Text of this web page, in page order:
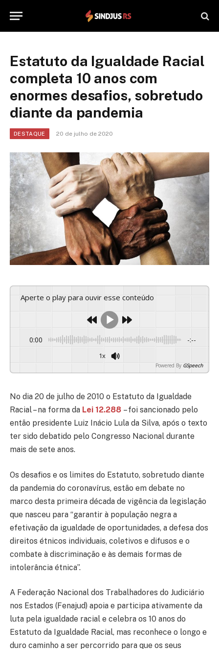
Estatuto da Igualdade Racial
completa 10 anos com
enormes desafios, sobretudo
diante da pandemia
DESTAQUE 20 de julho de 2020
Aperte o play para ouvir esse conteúdo
0:00 -:--
1x
Powered By GSpeech
No dia 20 de julho de 2010 o Estatuto da Igualdade
Racial – na forma da Lei 12.288 – foi sancionado pelo
então presidente Luiz Inácio Lula da Silva, após o texto
ter sido debatido pelo Congresso Nacional durante
mais de sete anos.
Os desafios e os limites do Estatuto, sobretudo diante
da pandemia do coronavírus, estão em debate no
marco desta primeira década de vigência da legislação
que nasceu para “garantir à população negra a
efetivação da igualdade de oportunidades, a defesa dos
direitos étnicos individuais, coletivos e difusos e o
combate à discriminação e às demais formas de
intolerância étnica”.
A Federação Nacional dos Trabalhadores do Judiciário
nos Estados (Fenajud) apoia e participa ativamente da
luta pela igualdade racial e celebra os 10 anos do
Estatuto da Igualdade Racial, mas reconhece o longo e
duro caminho a ser percorrido para que os seus